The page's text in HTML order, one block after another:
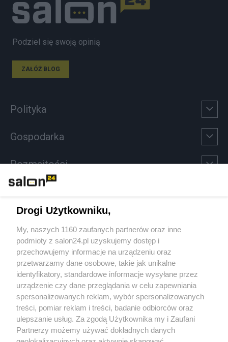
Podziel się swoją opinią
ZAŁÓŻ BLOG
Polityka
Gospodarka
Rozmaitości
Sport
Społeczeństwo
Kultura
X Facebook Instagram Youtube
Drogi Użytkowniku,
My, naszych 1160 zaufanych partnerów oraz inne
podmioty z salon24.pl uzyskujemy dostęp i
przechowujemy informacje na urządzeniu oraz
przetwarzamy dane osobowe, takie jak unikalne
identyfikatory, standardowe informacje wysyłane przez
urządzenie czy dane przeglądania w celu zapewniania
spersonalizowanych reklam, wybór spersonalizowanych
treści, pomiar reklam i treści, badanie odbiorców oraz
ulepszanie usług. Za zgodą Użytkownika my i Zaufani
Partnerzy możemy używać dokładnych danych